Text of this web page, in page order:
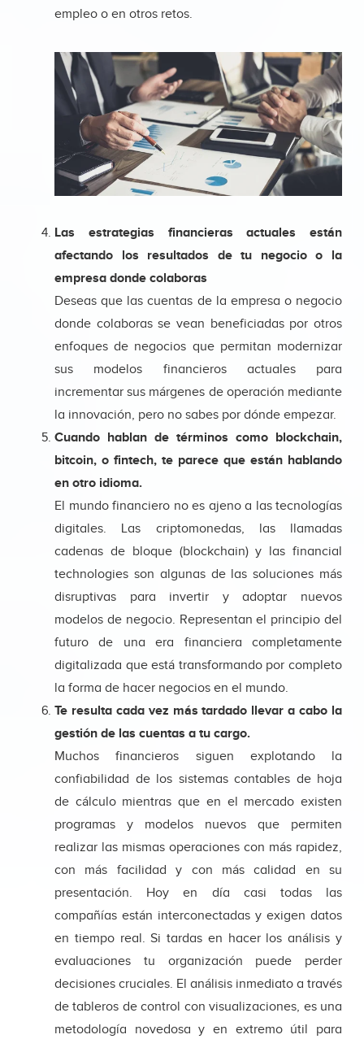
empleo o en otros retos.
Las estrategias financieras actuales están
afectando los resultados de tu negocio o la
empresa donde colaboras
Deseas que las cuentas de la empresa o negocio
donde colaboras se vean beneficiadas por otros
enfoques de negocios que permitan modernizar
sus modelos financieros actuales para
incrementar sus márgenes de operación mediante
la innovación, pero no sabes por dónde empezar.
Cuando hablan de términos como blockchain,
bitcoin, o fintech, te parece que están hablando
en otro idioma.
El mundo financiero no es ajeno a las tecnologías
digitales. Las criptomonedas, las llamadas
cadenas de bloque (blockchain) y las financial
technologies son algunas de las soluciones más
disruptivas para invertir y adoptar nuevos
modelos de negocio. Representan el principio del
futuro de una era financiera completamente
digitalizada que está transformando por completo
la forma de hacer negocios en el mundo.
Te resulta cada vez más tardado llevar a cabo la
gestión de las cuentas a tu cargo.
Muchos financieros siguen explotando la
confiabilidad de los sistemas contables de hoja
de cálculo mientras que en el mercado existen
programas y modelos nuevos que permiten
realizar las mismas operaciones con más rapidez,
con más facilidad y con más calidad en su
presentación. Hoy en día casi todas las
compañías están interconectadas y exigen datos
en tiempo real. Si tardas en hacer los análisis y
evaluaciones tu organización puede perder
decisiones cruciales. El análisis inmediato a través
de tableros de control con visualizaciones, es una
metodología novedosa y en extremo útil para